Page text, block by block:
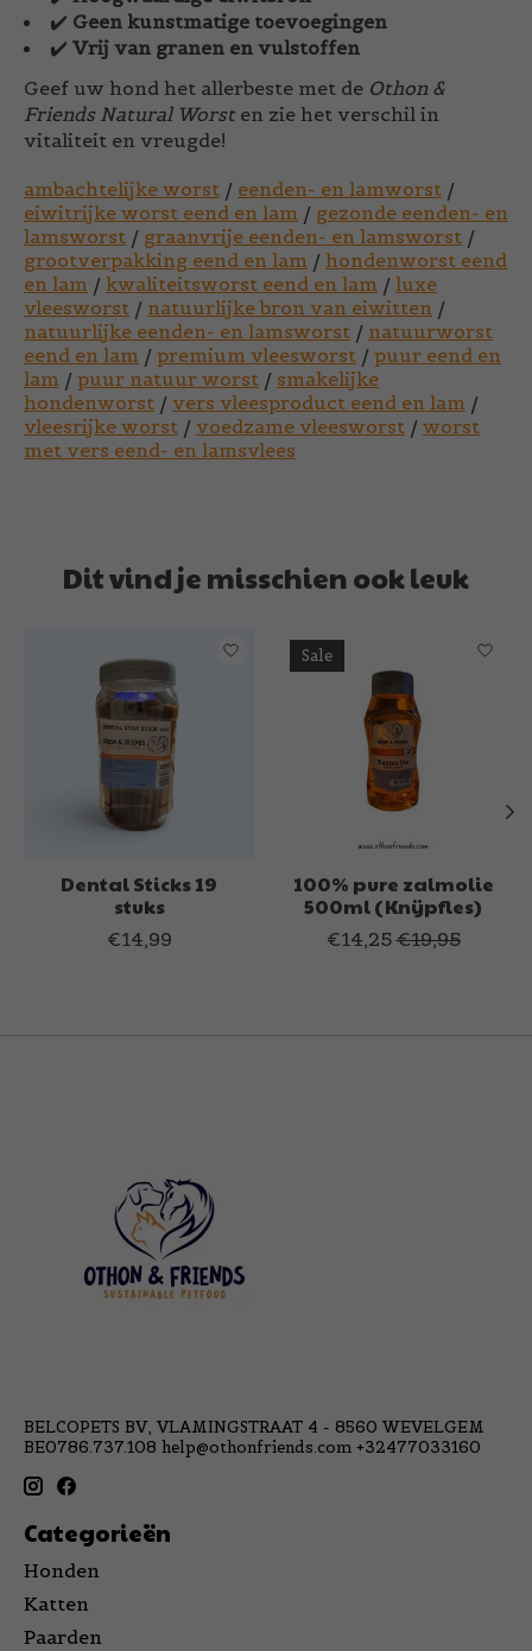
✔️ Geen kunstmatige toevoegingen
✔️ Vrij van granen en vulstoffen
Geef uw hond het allerbeste met de Othon &
Friends Natural Worsten zie het verschil in
vitaliteit en vreugde!
ambachtelijke worst / eenden- en lamworst /
eiwitrijke worst eend en lam / gezonde eenden- en
lamsworst / graanvrije eenden- en lamsworst /
grootverpakking eend en lam / hondenworst eend
en lam / kwaliteitsworst eend en lam / luxe
vleesworst / natuurlijke bron van eiwitten /
natuurlijke eenden- en lamsworst / natuurworst
eend en lam / premium vleesworst / puur eend en
lam / puur natuur worst / smakelijke
hondenworst / vers vleesproduct eend en lam /
vleesrijke worst / voedzame vleesworst / worst
met vers eend- en lamsvlees
Dit vind je misschien ook leuk
Items van productcarrousel
Dental Sticks 19
stuks
€14,99
Sale
100% pure zalmolie
500ml (Knijpfles)
€14,25 €19,95
BELCOPETS BV, VLAMINGSTRAAT 4 - 8560 WEVELGEM
BE0786.737.108 help@othonfriends.com +32477033160
Categorieën
Honden
Katten
Paarden